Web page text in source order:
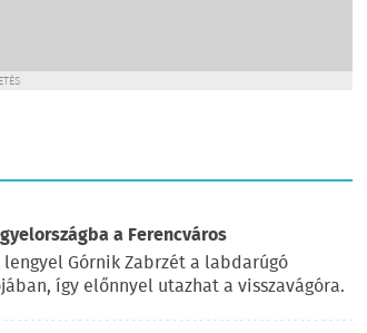
a Ferencváros
Górnik Zabrzét a labdarúgó
így előnnyel utazhat a visszavágóra.